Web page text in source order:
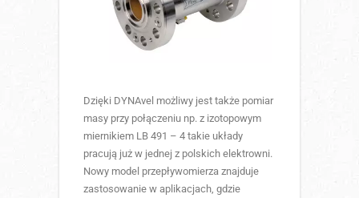
Dzięki DYNAvel możliwy jest także pomiar
masy przy połączeniu np. z izotopowym
miernikiem LB 491 – 4 takie układy
pracują już w jednej z polskich elektrowni.
Nowy model przepływomierza znajduje
zastosowanie w aplikacjach, gdzie